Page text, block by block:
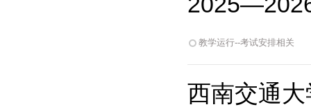
教学运行--考试安排相关
西南交通